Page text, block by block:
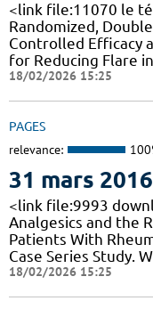
<link file:11070 le
Randomized,
Controlled Efficacy
for Reducing Flare
18/02/2026 15:25
PAGES
relevance:
31 mars 2016
<link file:9993
Analgesics and the
Patients With
Case Series Study.
18/02/2026 15:25